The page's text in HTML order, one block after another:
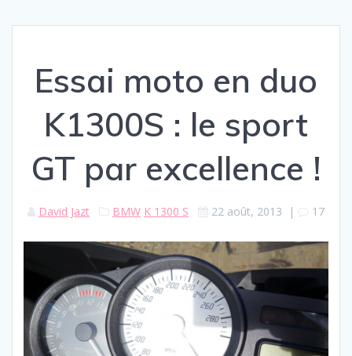
Essai moto en duo
K1300S : le sport
GT par excellence !
David Jazt BMW K 1300 S 22 août, 2013 | 17